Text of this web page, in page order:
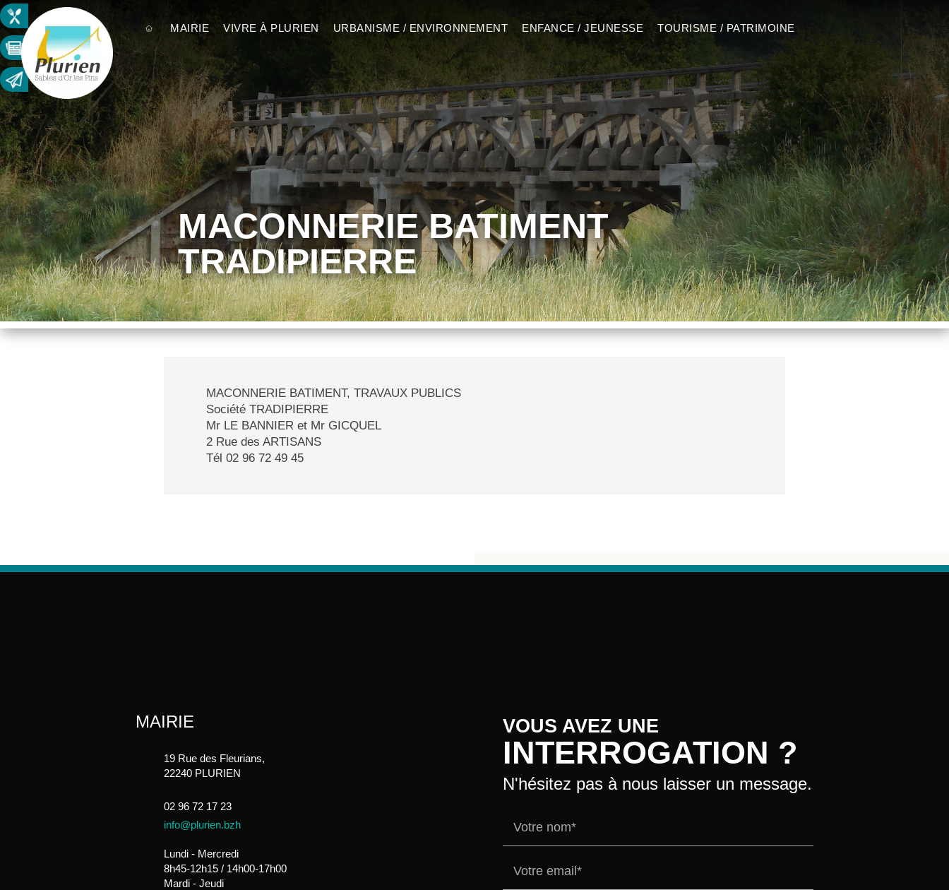
MAIRIE VIVRE À PLURIEN URBANISME / ENVIRONNEMENT ENFANCE / JEUNESSE TOURISME / PATRIMOINE
MACONNERIE BATIMENT
TRADIPIERRE
MACONNERIE BATIMENT, TRAVAUX PUBLICS
Société TRADIPIERRE
Mr LE BANNIER et Mr GICQUEL
2 Rue des ARTISANS
Tél 02 96 72 49 45
MAIRIE
19 Rue des Fleurians,
22240 PLURIEN
02 96 72 17 23
info@plurien.bzh
Lundi - Mercredi
8h45-12h15 / 14h00-17h00
Mardi - Jeudi
VOUS AVEZ UNE
INTERROGATION ?
N'hésitez pas à nous laisser un message.